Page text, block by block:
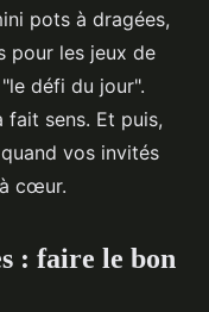
pots à dragées,
pour les jeux de
défi du jour".
fait sens. Et puis,
vos invités
cœur.
: faire le bon